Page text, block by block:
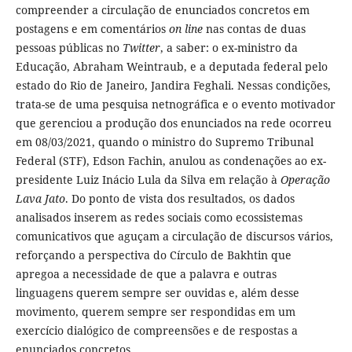
compreender a circulação de enunciados concretos em
postagens e em comentários on linenas contas de duas
pessoas públicas no Twitter, a saber: o ex-ministro da
Educação, Abraham Weintraub, e a deputada federal pelo
estado do Rio de Janeiro, Jandira Feghali. Nessas condições,
trata-se de uma pesquisa netnográfica e o evento motivador
que gerenciou a produção dos enunciados na rede ocorreu
em 08/03/2021, quando o ministro do Supremo Tribunal
Federal (STF), Edson Fachin, anulou as condenações ao ex-
presidente Luiz Inácio Lula da Silva em relação à Operação
Lava Jato. Do ponto de vista dos resultados, os dados
analisados inserem as redes sociais como ecossistemas
comunicativos que aguçam a circulação de discursos vários,
reforçando a perspectiva do Círculo de Bakhtin que
apregoa a necessidade de que a palavra e outras
linguagens querem sempre ser ouvidas e, além desse
movimento, querem sempre ser respondidas em um
exercício dialógico de compreensões e de respostas a